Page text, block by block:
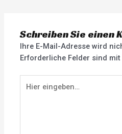
Schreiben Sie einen
Ihre E-Mail-Adresse wird
Erforderliche Felder sind
eingeben…